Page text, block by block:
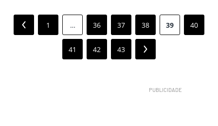
Paginação
conteúdos
Previous
1 … 36 37 38 39 40
41 42 43